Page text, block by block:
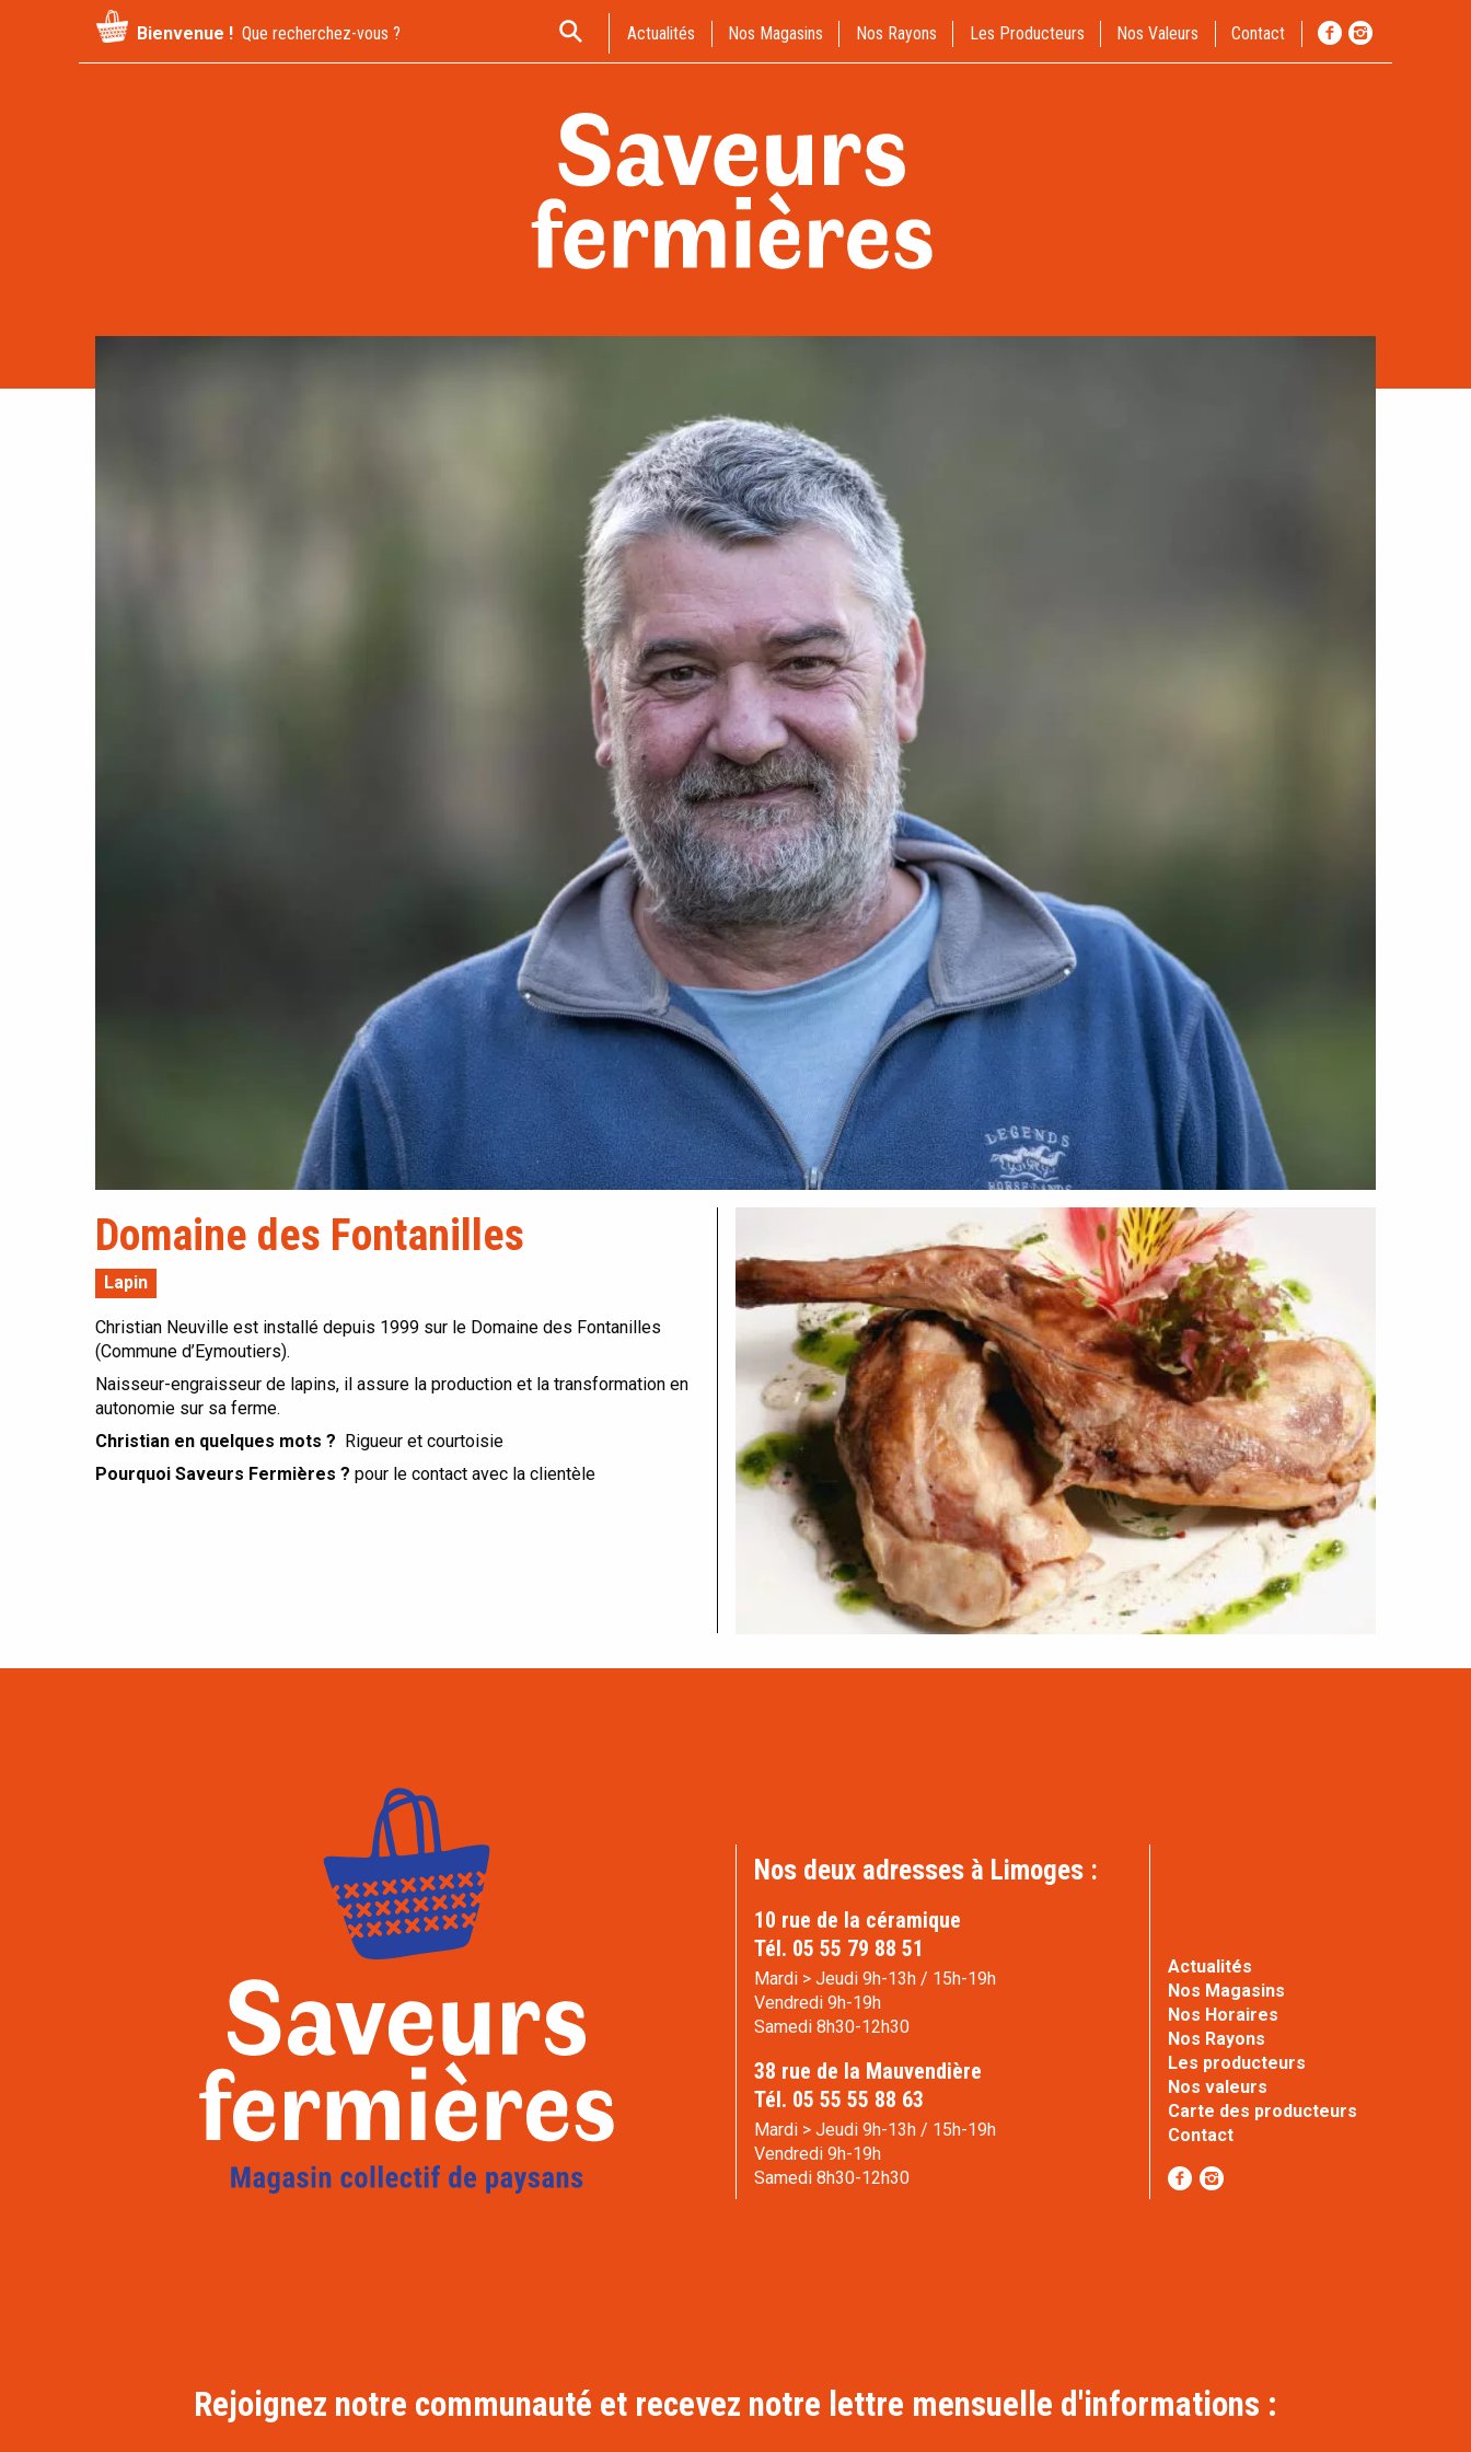
Recherche
pour
Bienvenue ! Actualités Nos Magasins Nos Rayons Les Producteurs Nos Valeurs Contact
Domaine des Fontanilles
Lapin
Christian Neuville est installé depuis 1999 sur le Domaine des Fontanilles
(Commune d’Eymoutiers).
Naisseur-engraisseur de lapins, il assure la production et la transformation en
autonomie sur sa ferme.
Christian en quelques mots ? Rigueur et courtoisie
Pourquoi Saveurs Fermières ? pour le contact avec la clientèle
Nos deux adresses à Limoges :
10 rue de la céramique
Tél. 05 55 79 88 51
Mardi > Jeudi 9h-13h / 15h-19h
Vendredi 9h-19h
Samedi 8h30-12h30
38 rue de la Mauvendière
Tél. 05 55 55 88 63
Mardi > Jeudi 9h-13h / 15h-19h
Vendredi 9h-19h
Samedi 8h30-12h30
Actualités
Nos Magasins
Nos Horaires
Nos Rayons
Les producteurs
Nos valeurs
Carte des producteurs
Contact
Rejoignez notre communauté et recevez notre lettre mensuelle d'informations :